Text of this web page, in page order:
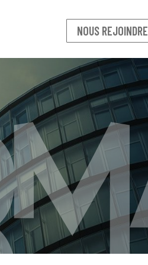
NOUS REJOINDRE